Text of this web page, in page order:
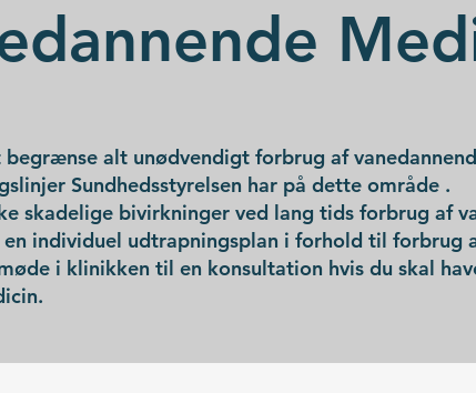
alt unødvendigt forbrug af
Sundhedsstyrelsen har på dette område .
skadelige bivirkninger ved lang tids forbrug af
individuel udtrapningsplan i forhold til forbrug
i klinikken til en konsultation hvis du skal